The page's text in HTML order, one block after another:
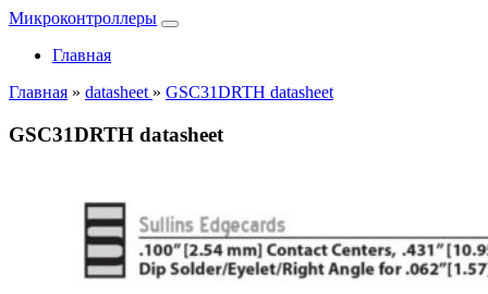
Микроконтроллеры
Главная
Главная » datasheet » GSC31DRTH datasheet
GSC31DRTH datasheet